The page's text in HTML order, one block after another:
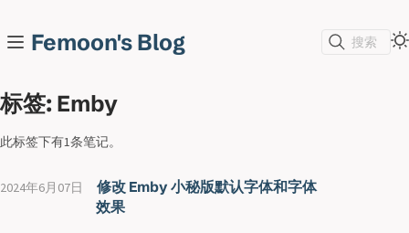
Femoon's Blog 搜索
标签: Emby
此标签下有1条笔记。
2024年6月07日
修改 Emby 小秘版默认字体和字体
效果